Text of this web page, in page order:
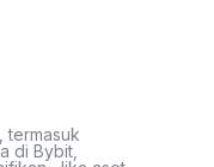
termasuk
di Bybit,